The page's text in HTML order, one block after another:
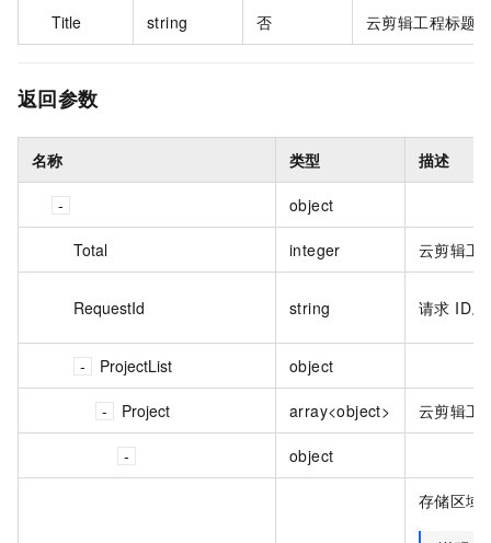
Title string 否 云剪辑工程标题
返回参数
名称 类型 描述
object
Total integer 云剪辑工
RequestId string 请求 ID。
ProjectList object
Project array<object> 云剪辑工
object
存储区域